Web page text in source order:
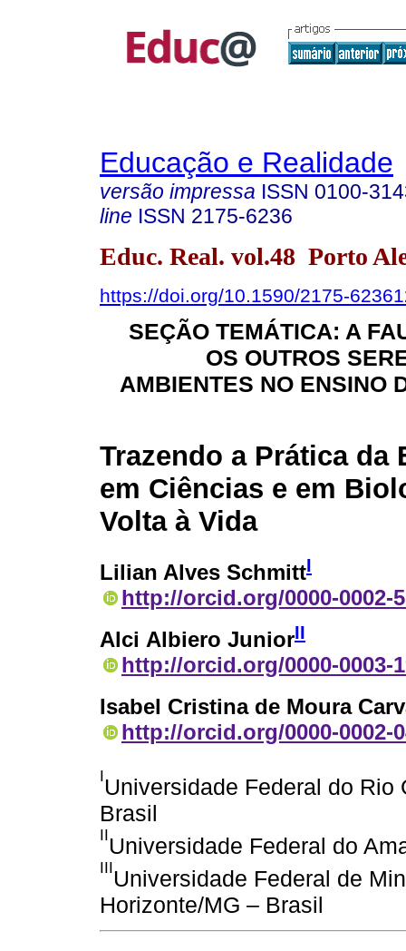
Educação e Realidade
versão impressa ISSN 0100-
line ISSN 2175-6236
Educ. Real. vol.48 Porto
https://doi.org/10.1590/2175-
SEÇÃO TEMÁTICA: A
OS OUTROS
AMBIENTES NO ENSINO
Trazendo a Prática da
em Ciências e em
Volta à Vida
Lilian Alves SchmittI
http://orcid.org/0000-0002-
Alci Albiero JuniorII
http://orcid.org/0000-0003-
Isabel Cristina de Moura
http://orcid.org/0000-0002-
IUniversidade Federal do Rio
Brasil
IIUniversidade Federal do
IIIUniversidade Federal de
Horizonte/MG – Brasil